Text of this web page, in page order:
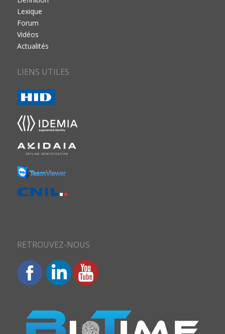
Lexique
Forum
Vidéos
Actualités
LIENS UTILES
RETROUVEZ-NOUS